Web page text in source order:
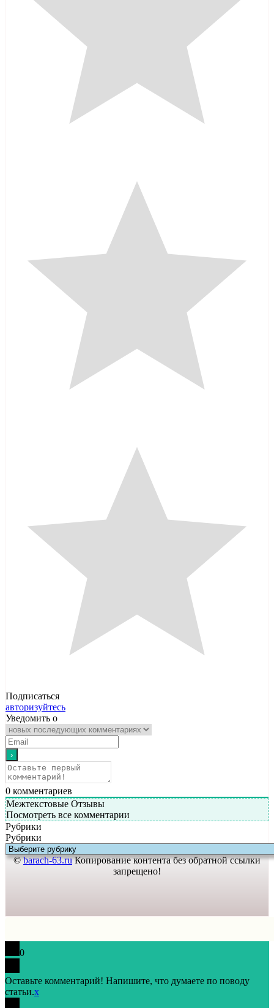
Подписаться
авторизуйтесь
Уведомить о
0 комментариев
Межтекстовые Отзывы
Посмотреть все комментарии
Рубрики
Рубрики
©barach-63.ruКопирование контента без обратной ссылки
запрещено!
0
Оставьте комментарий! Напишите, что думаете по поводу
статьи.x